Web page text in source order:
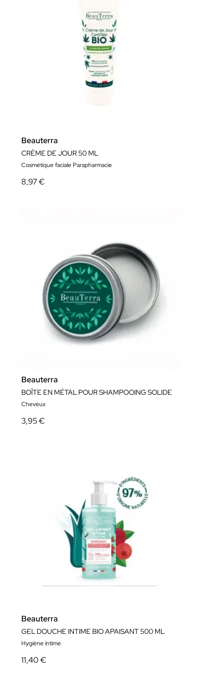
Beauterra
CRÈME DE JOUR 50 ML
Cosmétique faciale Parapharmacie
8,97 €
Beauterra
BOÎTE EN MÉTAL POUR SHAMPOOING SOLIDE
Cheveux
3,95 €
Beauterra
GEL DOUCHE INTIME BIO APAISANT 500 ML
Hygiène intime
11,40 €